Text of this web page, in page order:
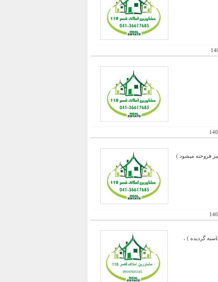
یک سوم محاسبه گردیده ) ،